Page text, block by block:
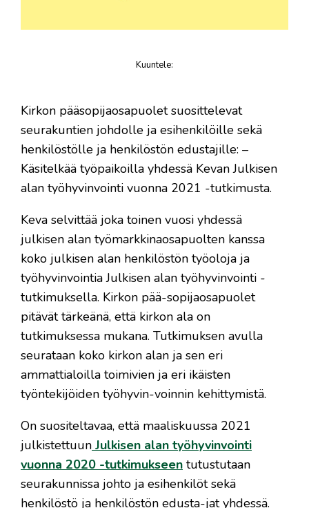
Kuuntele:
​Kirkon pääsopijaosapuolet suosittelevat
seurakuntien johdolle ja esihenkilöille sekä
henkilöstölle ja henkilöstön edustajille: –
Käsitelkää työpaikoilla yhdessä Kevan Julkisen
alan työhyvinvointi vuonna 2021 -tutkimusta.
Keva selvittää joka toinen vuosi yhdessä
julkisen alan työmarkkinaosapuolten kanssa
koko julkisen alan henkilöstön työoloja ja
työhyvinvointia Julkisen alan työhyvinvointi -
tutkimuksella. Kirkon pää-sopijaosapuolet
pitävät tärkeänä, että kirkon ala on
tutkimuksessa mukana. Tutkimuksen avulla
seurataan koko kirkon alan ja sen eri
ammattialoilla toimivien ja eri ikäisten
työntekijöiden työhyvin-voinnin kehittymistä.
On suositeltavaa, että maaliskuussa 2021
julkistettuun Julkisen alan työhyvinvointi
vuonna 2020 -tutkimukseen tutustutaan
seurakunnissa johto ja esihenkilöt sekä
henkilöstö ja henkilöstön edusta-jat yhdessä.